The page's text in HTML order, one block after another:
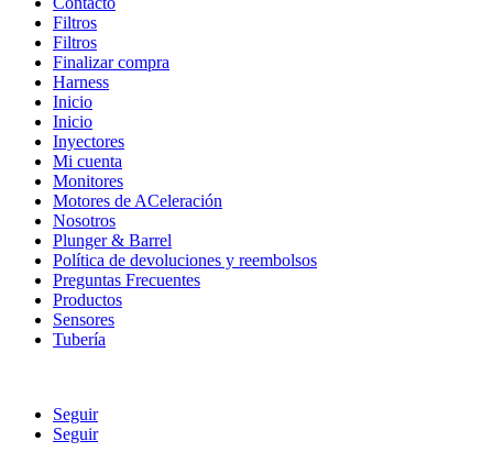
Filtros
Filtros
Finalizar compra
Harness
Inicio
Inicio
Inyectores
Mi cuenta
Monitores
Motores de ACeleración
Nosotros
Plunger & Barrel
Política de devoluciones y reembolsos
Preguntas Frecuentes
Productos
Sensores
Tubería
Seguir
Seguir